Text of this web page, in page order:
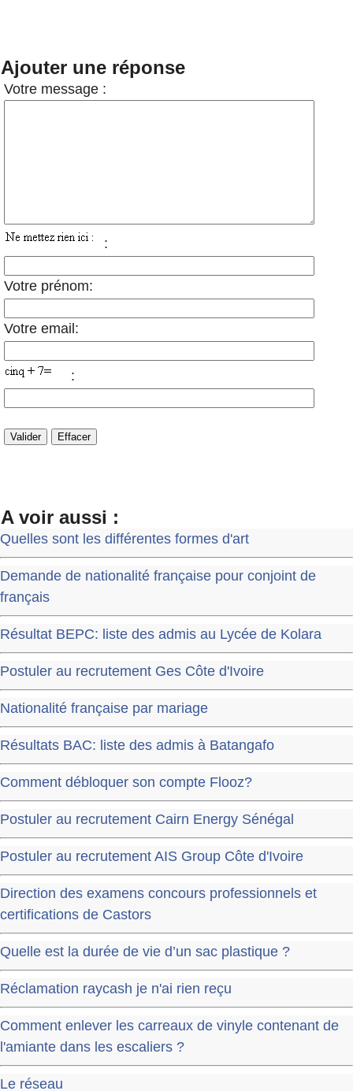
Ajouter une réponse
Votre message :
:
Votre prénom:
Votre email:
:
A voir aussi :
Quelles sont les différentes formes d'art
Demande de nationalité française pour conjoint de
français
Résultat BEPC: liste des admis au Lycée de Kolara
Postuler au recrutement Ges Côte d'Ivoire
Nationalité française par mariage
Résultats BAC: liste des admis à Batangafo
Comment débloquer son compte Flooz?
Postuler au recrutement Cairn Energy Sénégal
Postuler au recrutement AIS Group Côte d'Ivoire
Direction des examens concours professionnels et
certifications de Castors
Quelle est la durée de vie d’un sac plastique ?
Réclamation raycash je n'ai rien reçu
Comment enlever les carreaux de vinyle contenant de
l'amiante dans les escaliers ?
Le réseau